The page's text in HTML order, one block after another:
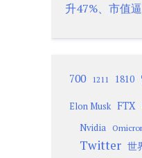
升47%、市值
700 1211 1810
Elon Musk FTX
Nvidia
Twitter 世